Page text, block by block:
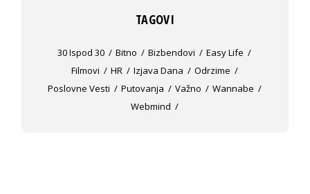
TAGOVI
30 Ispod 30 Bitno Bizbendovi
Easy Life
Filmovi
HR Izjava Dana
Odrzime
Poslovne Vesti
Putovanja Važno
Wannabe
Webmind